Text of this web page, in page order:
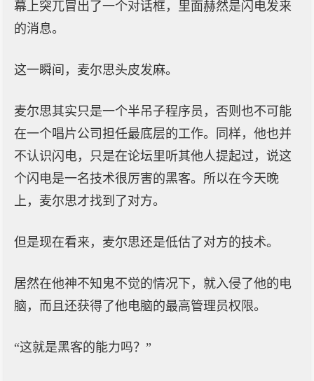
幕上突兀冒出了一个对话框，里面赫然是闪电发来
的消息。
这一瞬间，麦尔思头皮发麻。
麦尔思其实只是一个半吊子程序员，否则也不可能
在一个唱片公司担任最底层的工作。同样，他也并
不认识闪电，只是在论坛里听其他人提起过，说这
个闪电是一名技术很厉害的黑客。所以在今天晚
上，麦尔思才找到了对方。
但是现在看来，麦尔思还是低估了对方的技术。
居然在他神不知鬼不觉的情况下，就入侵了他的电
脑，而且还获得了他电脑的最高管理员权限。
“这就是黑客的能力吗？”